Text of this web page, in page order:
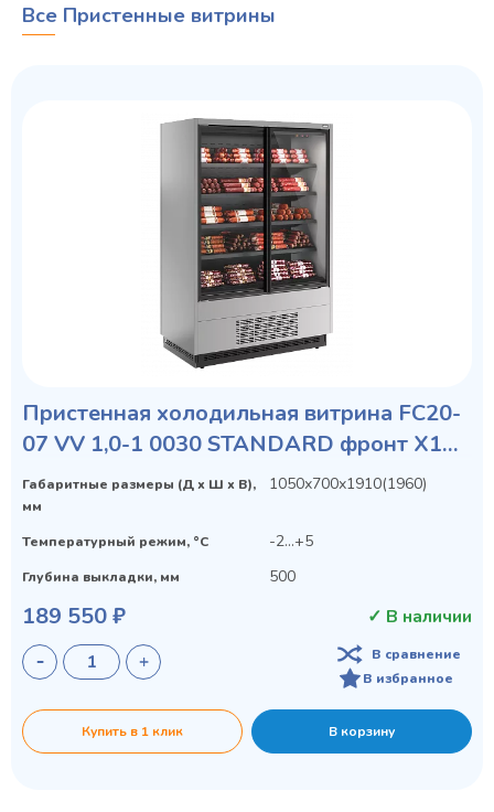
Все Пристенные витрины
Пристенная холодильная витрина FC20-
07 VV 1,0-1 0030 STANDARD фронт X1
бок металл с зеркалом
Габаритные размеры (Д х Ш х В),
мм
1050х700х1910(1960)
Температурный режим, °C -2...+5
Глубина выкладки, мм 500
189 550 ₽ ✓ В наличии
В сравнение
В избранное
Купить в 1 клик В корзину